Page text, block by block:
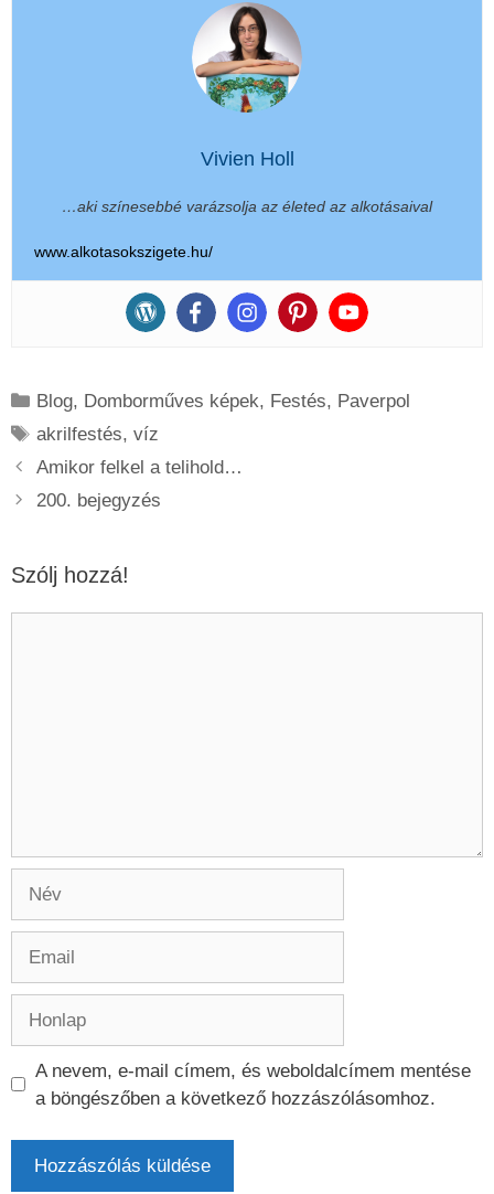
Vivien Holl
…aki színesebbé varázsolja az életed az alkotásaival
www.alkotasokszigete.hu/
Kategória
Blog, Domborműves képek, Festés, Paverpol
Címkék
akrilfestés,víz
Amikor felkel a telihold…
200. bejegyzés
Szólj hozzá!
A nevem, e-mail címem, és weboldalcímem mentése
a böngészőben a következő hozzászólásomhoz.